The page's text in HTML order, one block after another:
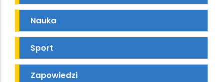
Nauka
Sport
Zapowiedzi